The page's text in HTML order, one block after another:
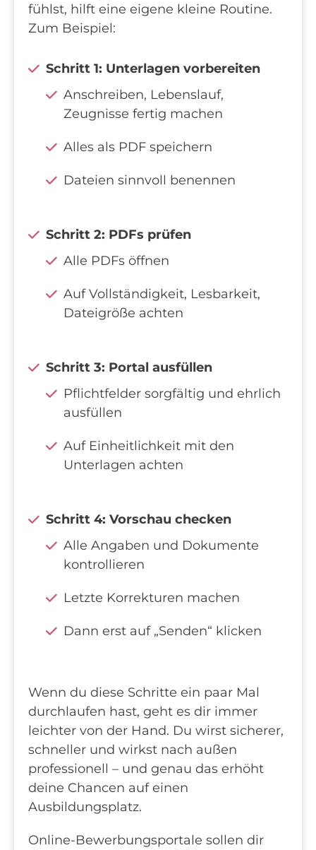
fühlst, hilft eine eigene kleine Routine.
Zum Beispiel:
Schritt 1: Unterlagen vorbereiten
Anschreiben, Lebenslauf,
Zeugnisse fertig machen
Alles als PDF speichern
Dateien sinnvoll benennen
Schritt 2: PDFs prüfen
Alle PDFs öffnen
Auf Vollständigkeit, Lesbarkeit,
Dateigröße achten
Schritt 3: Portal ausfüllen
Pflichtfelder sorgfältig und ehrlich
ausfüllen
Auf Einheitlichkeit mit den
Unterlagen achten
Schritt 4: Vorschau checken
Alle Angaben und Dokumente
kontrollieren
Letzte Korrekturen machen
Dann erst auf „Senden“ klicken
Wenn du diese Schritte ein paar Mal
durchlaufen hast, geht es dir immer
leichter von der Hand. Du wirst sicherer,
schneller und wirkst nach außen
professionell – und genau das erhöht
deine Chancen auf einen
Ausbildungsplatz.
Online-Bewerbungsportale sollen dir